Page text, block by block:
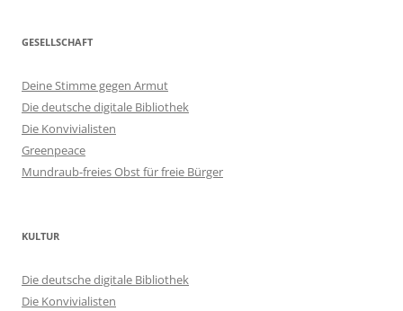
GESELLSCHAFT
Deine Stimme gegen Armut
Die deutsche digitale Bibliothek
Die Konvivialisten
Greenpeace
Mundraub-freies Obst für freie Bürger
KULTUR
Die deutsche digitale Bibliothek
Die Konvivialisten